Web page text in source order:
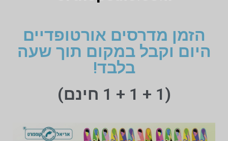
הזמן מדרסים אורטופדיים
היום וקבל במקום תוך שעה
בלבד!
(1 + 1 + 1 חינם)